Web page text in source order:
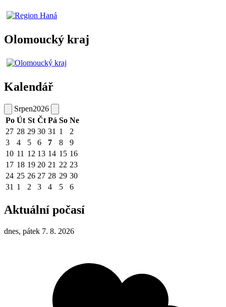
Olomoucký kraj
Kalendář
Srpen2026
Po Út St Čt Pá So Ne
27 28 29 30 31 1
2
3
4 5 6 7 8
9
10 11 12 13 14 15 16
17 18 19 20 21 22 23
24 25 26 27 28 29 30
31 1 2 3 4 5 6
Aktuální počasí
dnes, pátek 7. 8. 2026